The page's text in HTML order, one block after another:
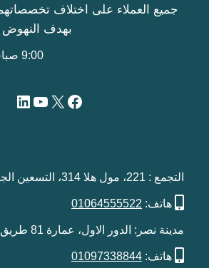
جميع العملاء على اختلاف
بهدف
التجمع : 221، مول هلا 314، التسعين الجنوبي.
هاتف: 01064555522
مدينة نصر: الدور الاول، عمارة 81 طريق النصر.
هاتف: 01097338844